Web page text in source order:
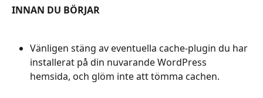
INNAN DU BÖRJAR
Vänligen stäng av eventuella cache-plugin du har
installerat på din nuvarande WordPress
hemsida, och glöm inte att tömma cachen.